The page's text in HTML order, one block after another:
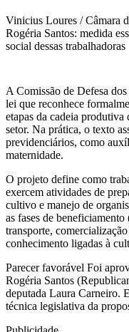
Vinicius Loures / Câmara
Rogéria Santos: medida
social dessas trabalhadoras
A Comissão de Defesa
lei que reconhece
etapas da cadeia produtiva
setor. Na prática, o texto
previdenciários, como
maternidade.
O projeto define como
exercem atividades de
cultivo e manejo de
as fases de
transporte,
conhecimento ligadas à
Parecer favorável Foi
Rogéria Santos
deputada Laura Carneiro.
técnica legislativa da